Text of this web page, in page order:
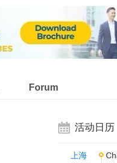
Forum
活动日历
上海